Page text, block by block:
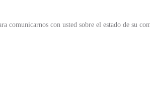
comunicarnos con usted sobre el estado de su